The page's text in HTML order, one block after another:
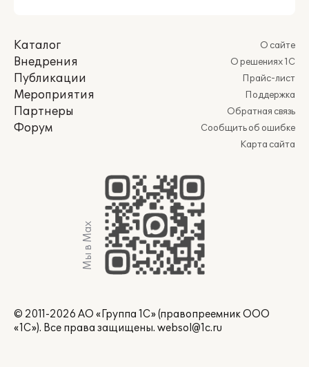
Каталог
Внедрения
Публикации
Мероприятия
Партнеры
Форум
О сайте
О решениях 1С
Прайс-лист
Поддержка
Обратная связь
Сообщить об ошибке
Карта сайта
Мы в Max
© 2011-2026 АО «Группа 1С» (правопреемник ООО
«1С»). Все права защищены. websol@1c.ru